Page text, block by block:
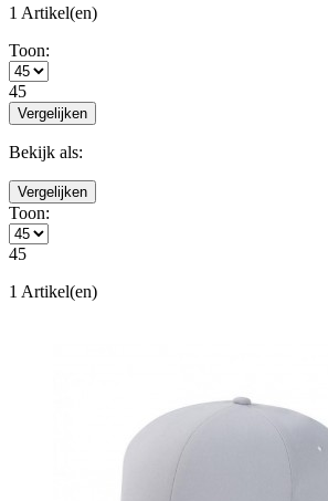
1 Artikel(en)
Toon:
45
Vergelijken
Bekijk als:
Vergelijken
Toon:
45
1 Artikel(en)